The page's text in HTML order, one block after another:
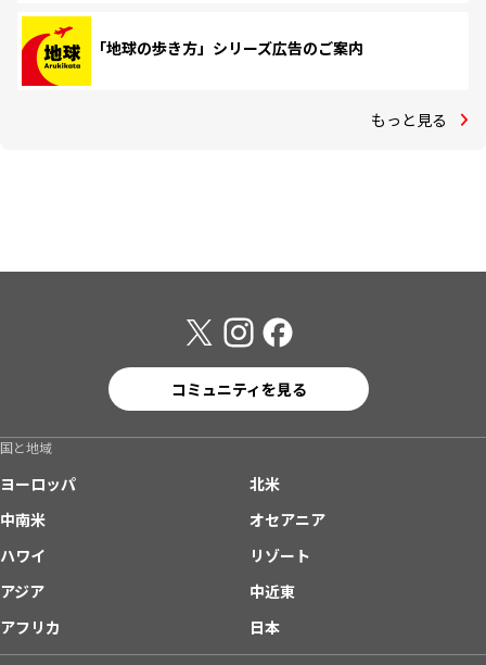
「地球の歩き方」シリーズ広告のご案内
もっと見る
コミュニティを見る
国と地域
ヨーロッパ
北米
中南米
オセアニア
ハワイ
リゾート
アジア
中近東
アフリカ
日本